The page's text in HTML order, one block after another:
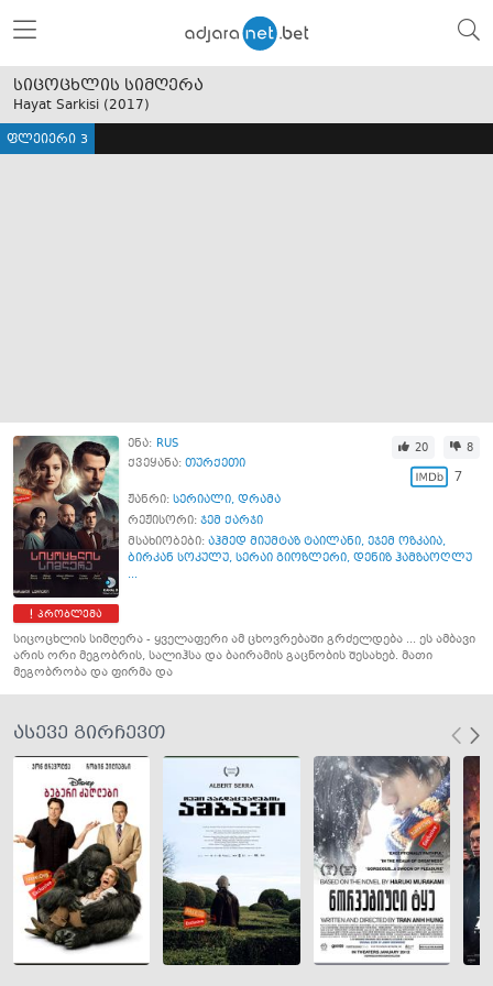
სიცოცხლის სიმღერა
Hayat Sarkisi (2017)
ფლეიერი 3
პრობლემა
ენა: RUS
ქვეყანა: თურქეთი
20 8
7
ჟანრი: სერიალი, დრამა
რეჟისორი: ჯემ ქარჯი
მსახიობები: აჰმედ მიუმტაზ ტაილანი, ეჯემ ოზკაია,
ბირკან სოკულუ, სერაი გიოზლერი, დენიზ ჰამზაოღლუ
...
სიცოცხლის სიმღერა - ყველაფერი ამ ცხოვრებაში გრძელდება ... ეს ამბავი
არის ორი მეგობრის, სალიჰსა და ბაირამის გაცნობის შესახებ. მათი
მეგობრობა და ფირმა და
ასევე გირჩევთ